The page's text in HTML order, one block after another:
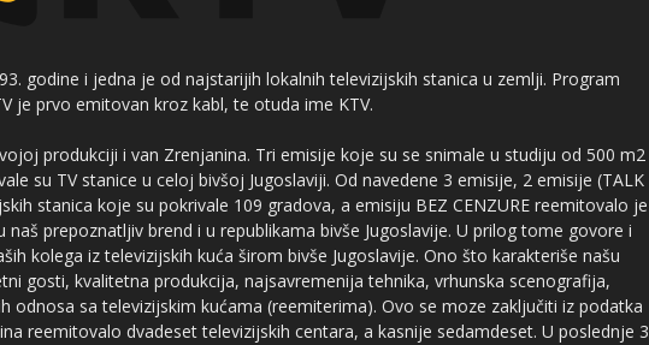
godine i jedna je od najstarijih lokalnih televizijskih stanica u zemlji. Program
je prvo emitovan kroz kabl, te otuda ime KTV.
produkciji i van Zrenjanina. Tri emisije koje su se snimale u studiju od 500 m2
su TV stanice u celoj bivšoj Jugoslaviji. Od navedene 3 emisije, 2 emisije (TALK
stanica koje su pokrivale 109 gradova, a emisiju BEZ CENZURE reemitovalo je
prepoznatljiv brend i u republikama bivše Jugoslavije. U prilog tome govore i
kolega iz televizijskih kuća širom bivše Jugoslavije. Ono što karakteriše našu
gosti, kvalitetna produkcija, najsavremenija tehnika, vrhunska scenografija,
sa televizijskim kućama (reemiterima). Ovo se moze zaključiti iz podatka
reemitovalo dvadeset televizijskih centara, a kasnije sedamdeset. U poslednje 3